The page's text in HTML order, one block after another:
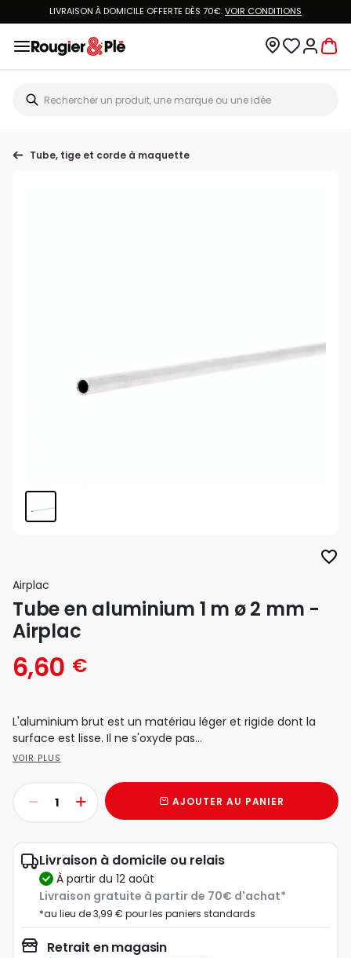
LIVRAISON À DOMICILE OFFERTE DÈS 70€.VOIR CONDITIONS
Tube, tige et corde à maquette
favorite_border
Airplac
Tube en aluminium 1 m ø 2 mm -
Airplac
6,60 €
L'aluminium brut est un matériau léger et rigide dont la
surface est lisse. Il ne s'oxyde pas...
VOIR PLUS
AJOUTER AU PANIER
Livraison à domicile ou relais
à partir du 12 août
Livraison gratuite à partir de 70€ d'achat*
*au lieu de 3,99 € pour les paniers standards
Retrait en magasin